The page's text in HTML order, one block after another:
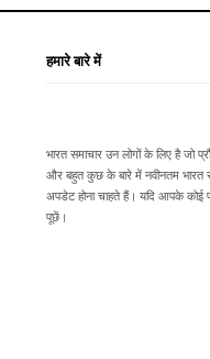
हमारे बारे में
भारत समाचार उन लोगों के लिए है जो
और बहुत कुछ के बारे में नवीनतम भारत
अपडेट होना चाहते हैं। यदि आपके कोई
पूछें।